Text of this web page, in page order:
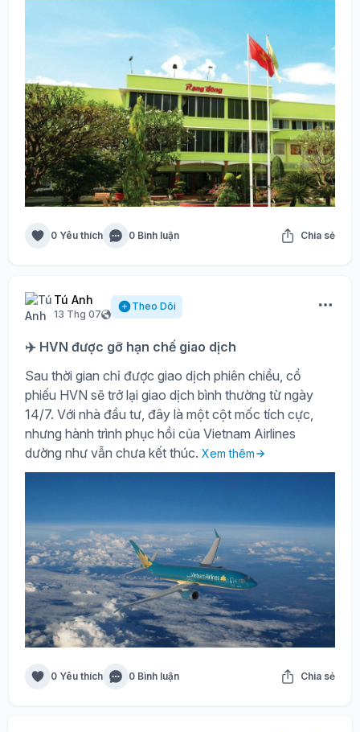
0 Yêu thích 0 Bình luận Chia sẻ
Tú Anh
13 Thg 07
Theo Dõi
✈️ HVN được gỡ hạn chế giao dịch
Sau thời gian chỉ được giao dịch phiên chiều, cổ
phiếu HVN sẽ trở lại giao dịch bình thường từ ngày
14/7. Với nhà đầu tư, đây là một cột mốc tích cực,
nhưng hành trình phục hồi của Vietnam Airlines
dường như vẫn chưa kết thúc. Xem thêm
0 Yêu thích 0 Bình luận Chia sẻ